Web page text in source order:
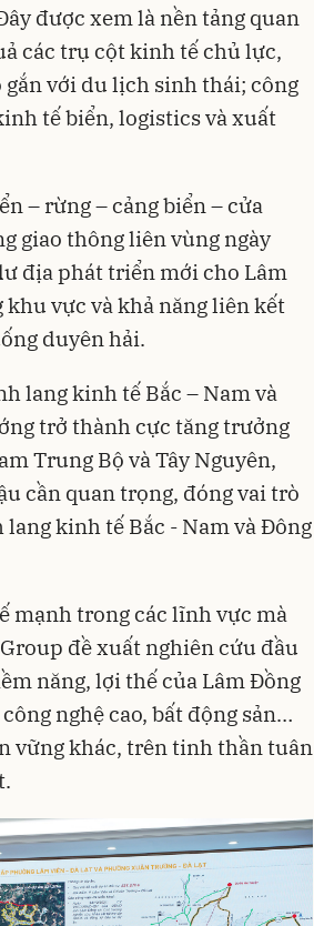
được xem là nền tảng quan
các trụ cột kinh tế chủ lực,
gắn với du lịch sinh thái; công
tế biển, logistics và xuất
– rừng – cảng biển – cửa
giao thông liên vùng ngày
địa phát triển mới cho Lâm
vực và khả năng liên kết
duyên hải.
lang kinh tế Bắc – Nam và
trở thành cực tăng trưởng
Trung Bộ và Tây Nguyên,
cần quan trọng, đóng vai trò
kinh tế Bắc - Nam và Đông
mạnh trong các lĩnh vực mà
đề xuất nghiên cứu đầu
năng, lợi thế của Lâm Đồng
nghệ cao, bất động sản…
vững khác, trên tinh thần tuân